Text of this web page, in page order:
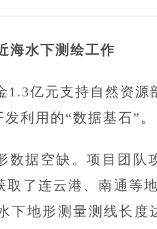
海水下测绘工作
1.3亿元支持自然资源
利用的“数据基石”。
数据空缺。项目团队
了连云港、南通等
地形测量测线长度